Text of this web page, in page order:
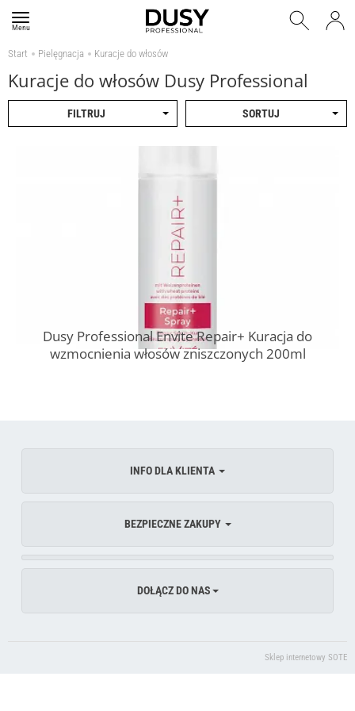
Menu
Start Pielęgnacja Kuracje do włosów
Kuracje do włosów Dusy Professional
FILTRUJ SORTUJ
Dusy Professional Envite Repair+ Kuracja do
wzmocnienia włosów zniszczonych 200ml
INFO DLA KLIENTA
BEZPIECZNE ZAKUPY
DOŁĄCZ DO NAS
Sklep internetowy SOTE